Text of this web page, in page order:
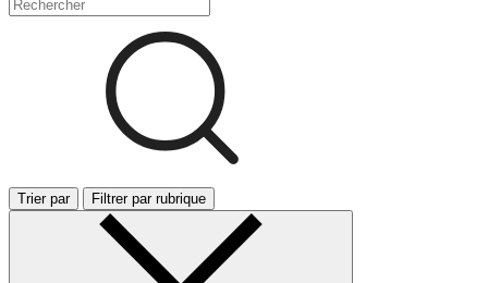
Trier par Filtrer par rubrique